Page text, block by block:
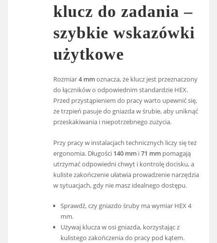
klucz do zadania –
szybkie wskazówki
użytkowe
Rozmiar4 mmoznacza, że klucz jest przeznaczony
do łączników o odpowiednim standardzie HEX.
Przed przystąpieniem do pracy warto upewnić się,
że trzpień pasuje do gniazda w śrubie, aby uniknąć
przeskakiwania i niepotrzebnego zużycia.
Przy pracy w instalacjach technicznych liczy się też
ergonomia. Długości 140 mm i71 mm pomagają
utrzymać odpowiedni chwyt i kontrolę docisku, a
kuliste zakończenie ułatwia prowadzenie narzędzia
w sytuacjach, gdy nie masz idealnego dostępu.
Sprawdź, czy gniazdo śruby ma wymiar HEX 4
mm.
Używaj klucza w osi gniazda, korzystając z
kulistego zakończenia do pracy pod kątem.